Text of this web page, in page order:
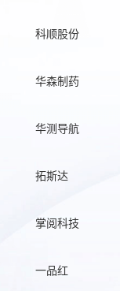
科顺股份
华森制药
华测导航
拓斯达
掌阅科技
一品红